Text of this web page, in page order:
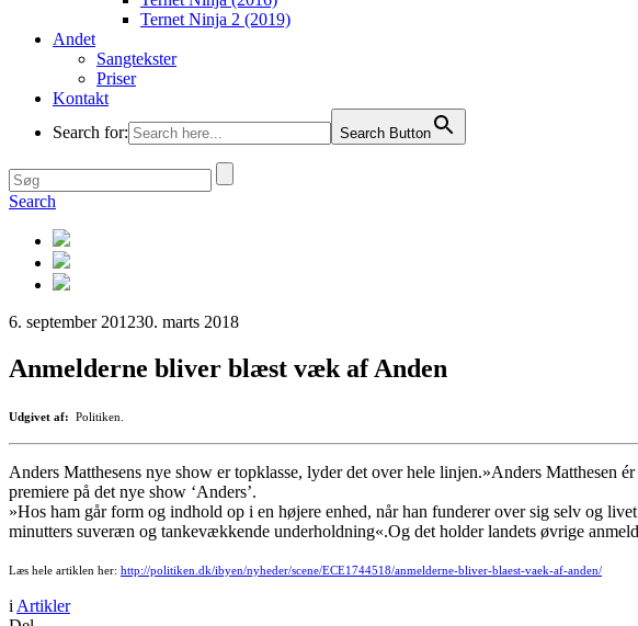
Ternet Ninja 2 (2019)
Andet
Sangtekster
Priser
Kontakt
Search for:
Search Button
Search
6. september 201230. marts 2018
Anmelderne bliver blæst væk af Anden
Udgivet af: Politiken.
Anders Matthesens nye show er topklasse, lyder det over hele linjen.»Anders Matthesen
premiere på det nye show ‘Anders’.
»Hos ham går form og indhold op i en højere enhed, når han funderer over sig selv og
minutters suveræn og tankevækkende underholdning«.Og det holder landets øvrige
Læs hele artiklen her: http://politiken.dk/ibyen/nyheder/scene/ECE1744518/anmelderne-bliver-blaest-vaek-af-anden/
i Artikler